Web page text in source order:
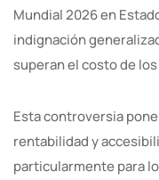
Mundial 2026 en
indignación
superan el costo de
Esta controversia
rentabilidad y
particularmente para